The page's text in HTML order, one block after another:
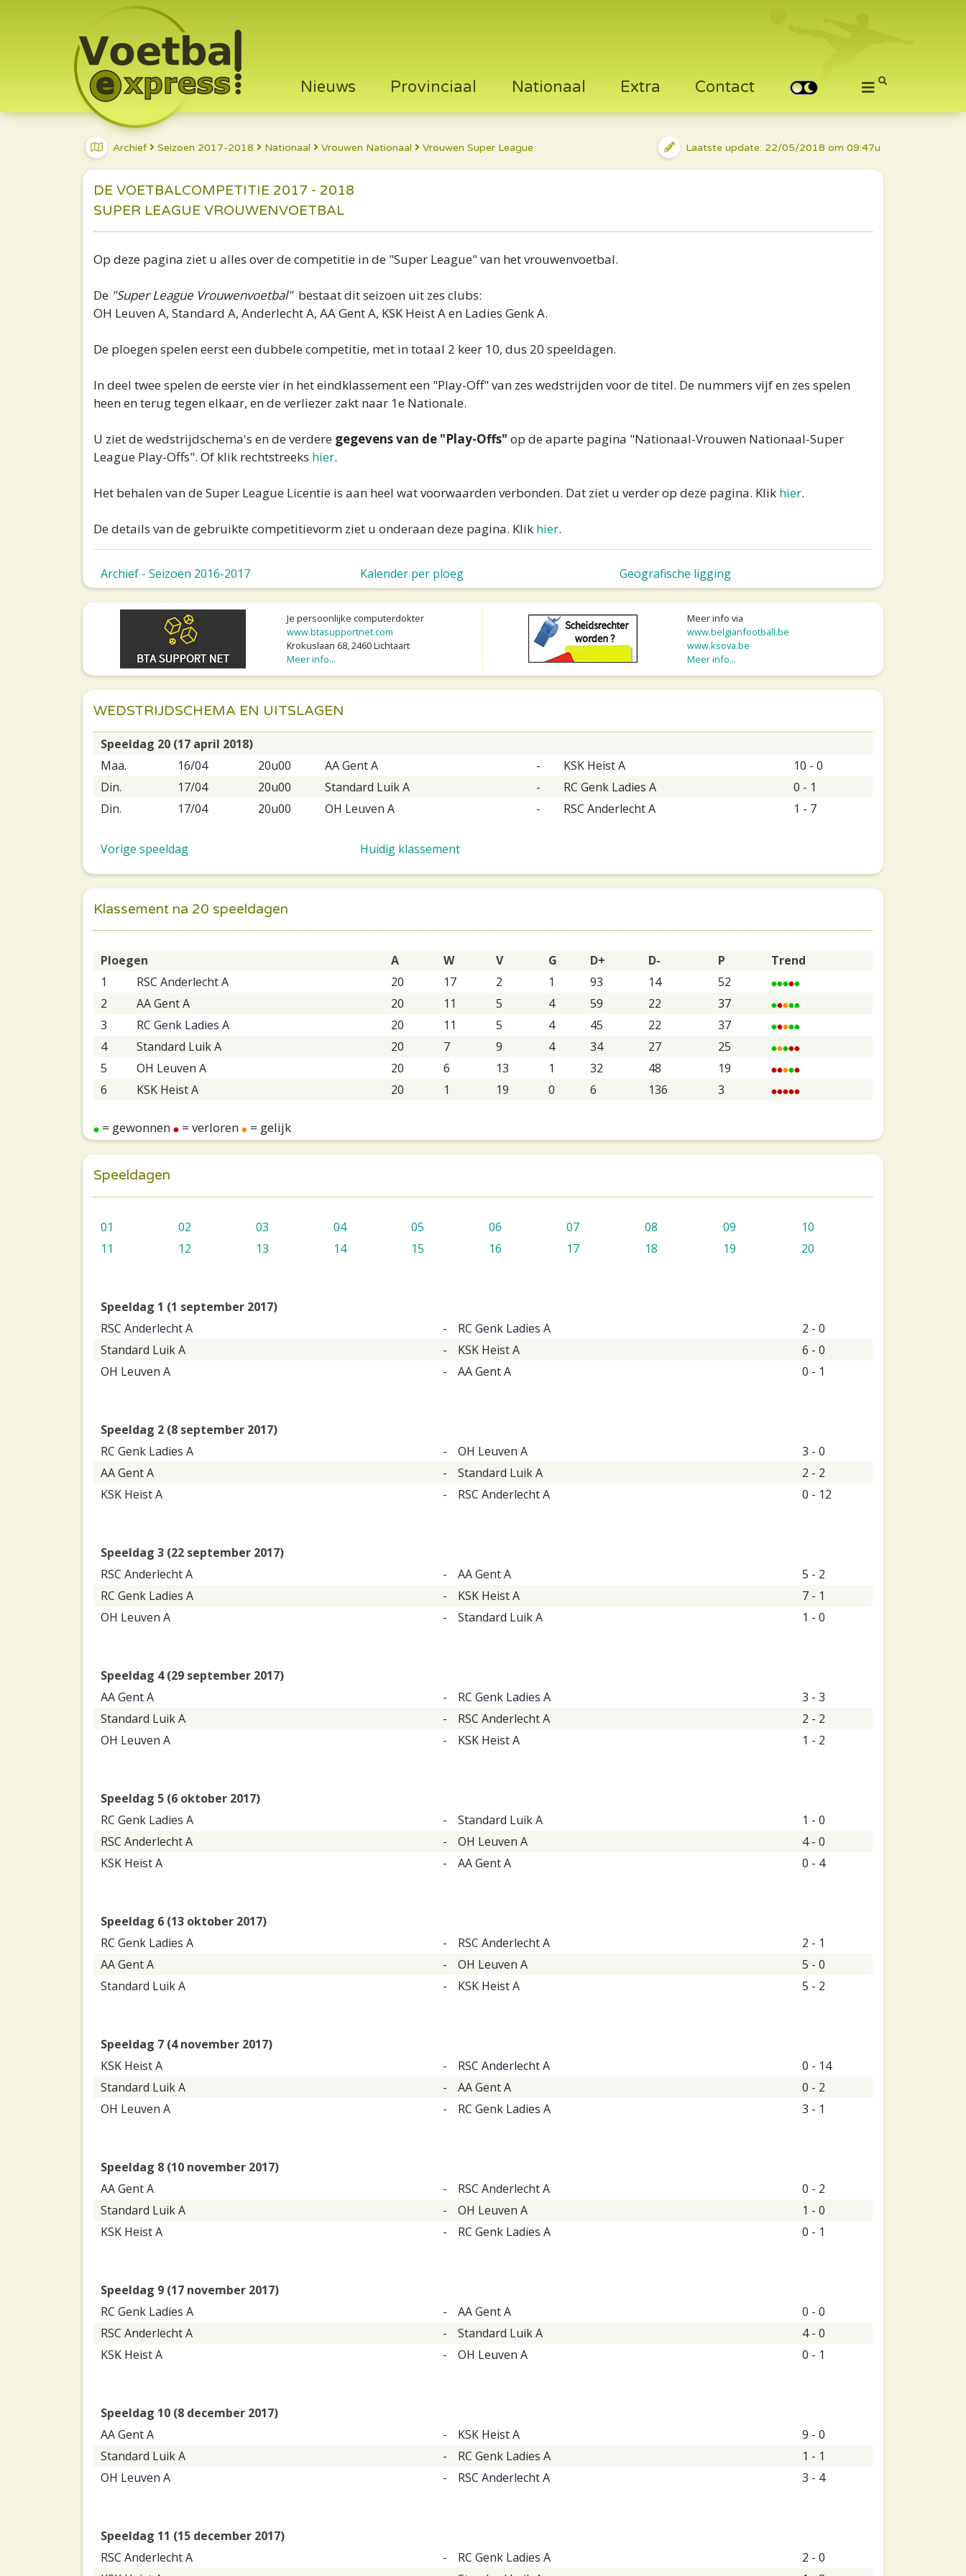
Nieuws Provinciaal Nationaal Extra Contact
Archief Seizoen 2017-2018 Nationaal Vrouwen Nationaal Vrouwen Super League Laatste update: 22/05/2018 om 09:47u
DE VOETBALCOMPETITIE 2017 - 2018
SUPER LEAGUE VROUWENVOETBAL
Op deze pagina ziet u alles over de competitie in de "Super League" van het vrouwenvoetbal.
De "Super League Vrouwenvoetbal"bestaat dit seizoen uit zes clubs:
OH Leuven A, Standard A, Anderlecht A, AA Gent A, KSK Heist A en Ladies Genk A.
De ploegen spelen eerst een dubbele competitie, met in totaal 2 keer 10, dus 20 speeldagen.
In deel twee spelen de eerste vier in het eindklassement een "Play-Off" van zes wedstrijden voor de titel. De nummers vijf en zes spelen
heen en terug tegen elkaar, en de verliezer zakt naar 1e Nationale.
U ziet de wedstrijdschema's en de verdere gegevens van de "Play-Offs" op de aparte pagina "Nationaal-Vrouwen Nationaal-Super
League Play-Offs". Of klik rechtstreeks hier.
Het behalen van de Super League Licentie is aan heel wat voorwaarden verbonden. Dat ziet u verder op deze pagina. Klik hier.
De details van de gebruikte competitievorm ziet u onderaan deze pagina. Klik hier.
Archief - Seizoen 2016-2017 Kalender per ploeg Geografische ligging
Je persoonlijke computerdokter
www.btasupportnet.com
Krokuslaan 68, 2460 Lichtaart
Meer info...
Meer info via
www.belgianfootball.be
www.ksova.be
Meer info...
WEDSTRIJDSCHEMA EN UITSLAGEN
Speeldag 20 (17 april 2018)
Maa.
16/04 20u00 AA Gent A - KSK Heist A
10 - 0
Din.
17/04 20u00 Standard Luik A - RC Genk Ladies A
0 - 1
Din.
17/04 20u00 OH Leuven A - RSC Anderlecht A 1 - 7
Vorige speeldag Huidig klassement
Klassement na 20 speeldagen
Ploegen A W V G D+ D- P
Trend
1
RSC Anderlecht A 20 17 2 1 93 14
52
2
AA Gent A 20 11 5 4 59 22
37
3
RC Genk Ladies A 20 11 5 4 45 22
37
4
Standard Luik A 20 7 9 4 34 27
25
5
OH Leuven A 20 6 13 1 32 48
19
6
KSK Heist A 20 1 19 0 6 136 3
= gewonnen = verloren = gelijk
Speeldagen
01 02 03 04 05 06 07 08 09
10
11
12 13 14 15 16 17 18 19 20
Speeldag 1 (1 september 2017)
RSC Anderlecht A
- RC Genk Ladies A
2 - 0
Standard Luik A
- KSK Heist A
6 - 0
OH Leuven A
- AA Gent A 0 - 1
Speeldag 2 (8 september 2017)
RC Genk Ladies A
- OH Leuven A
3 - 0
AA Gent A
- Standard Luik A
2 - 2
KSK Heist A
- RSC Anderlecht A 0 - 12
Speeldag 3 (22 september 2017)
RSC Anderlecht A
- AA Gent A
5 - 2
RC Genk Ladies A
- KSK Heist A
7 - 1
OH Leuven A
- Standard Luik A 1 - 0
Speeldag 4 (29 september 2017)
AA Gent A
- RC Genk Ladies A
3 - 3
Standard Luik A
- RSC Anderlecht A
2 - 2
OH Leuven A
- KSK Heist A 1 - 2
Speeldag 5 (6 oktober 2017)
RC Genk Ladies A
- Standard Luik A
1 - 0
RSC Anderlecht A
- OH Leuven A
4 - 0
KSK Heist A
- AA Gent A 0 - 4
Speeldag 6 (13 oktober 2017)
RC Genk Ladies A
- RSC Anderlecht A
2 - 1
AA Gent A
- OH Leuven A
5 - 0
Standard Luik A
- KSK Heist A 5 - 2
Speeldag 7 (4 november 2017)
KSK Heist A
- RSC Anderlecht A
0 - 14
Standard Luik A
- AA Gent A
0 - 2
OH Leuven A
- RC Genk Ladies A 3 - 1
Speeldag 8 (10 november 2017)
AA Gent A
- RSC Anderlecht A
0 - 2
Standard Luik A
- OH Leuven A
1 - 0
KSK Heist A
- RC Genk Ladies A 0 - 1
Speeldag 9 (17 november 2017)
RC Genk Ladies A
- AA Gent A
0 - 0
RSC Anderlecht A
- Standard Luik A
4 - 0
KSK Heist A
- OH Leuven A 0 - 1
Speeldag 10 (8 december 2017)
AA Gent A
- KSK Heist A
9 - 0
Standard Luik A
- RC Genk Ladies A
1 - 1
OH Leuven A
- RSC Anderlecht A 3 - 4
Speeldag 11 (15 december 2017)
RSC Anderlecht A
- RC Genk Ladies A
2 - 0